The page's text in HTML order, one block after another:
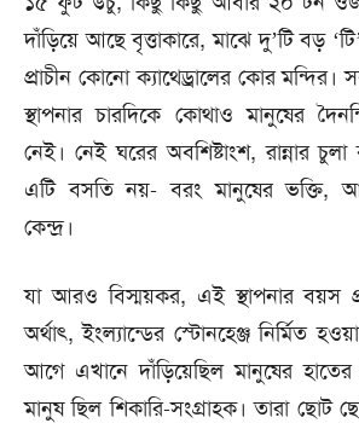
দাঁড়িয়ে আছে বৃত্তাকারে, মাঝে দু’টি বড়
প্রাচীন কোনো ক্যাথেড্রালের কোর
স্থাপনার চারদিকে কোথাও মানুষের
নেই। নেই ঘরের অবশিষ্টাংশ, রান্নার
এটি বসতি নয়- বরং মানুষের ভক্তি,
কেন্দ্র।
যা আরও বিস্ময়কর, এই স্থাপনার বয়স
অর্থাৎ, ইংল্যান্ডের স্টোনহেঞ্জ নির্মিত
আগে এখানে দাঁড়িয়েছিল মানুষের
মানুষ ছিল শিকারি-সংগ্রাহক। তারা ছোট